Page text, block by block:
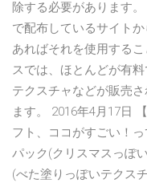
除する必要があります
で配布しているサイト
あればそれを使用する
スでは、ほとんどが有
テクスチャなどが販売
ます。 2016年4月17日
フト、ココがすごい！
パック(クリスマスっぽ
(べた塗りっぽいテクス